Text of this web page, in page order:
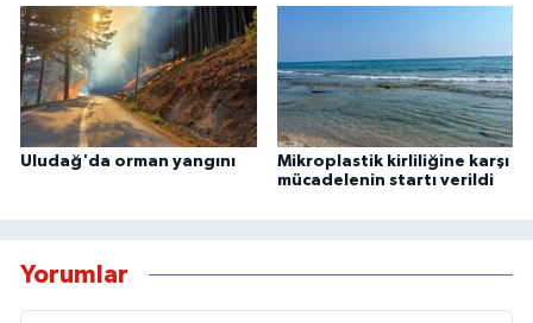
Uludağ'da orman yangını
Mikroplastik kirliliğine karşı
mücadelenin startı verildi
Yorumlar